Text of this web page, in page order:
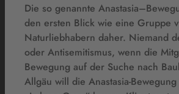
Die so genannte
den ersten Blick wie eine Gruppe
Naturliebhabern daher. Niemand
oder Antisemitismus, wenn die
Bewegung auf der Suche nach
Allgäu will die Anastasia-